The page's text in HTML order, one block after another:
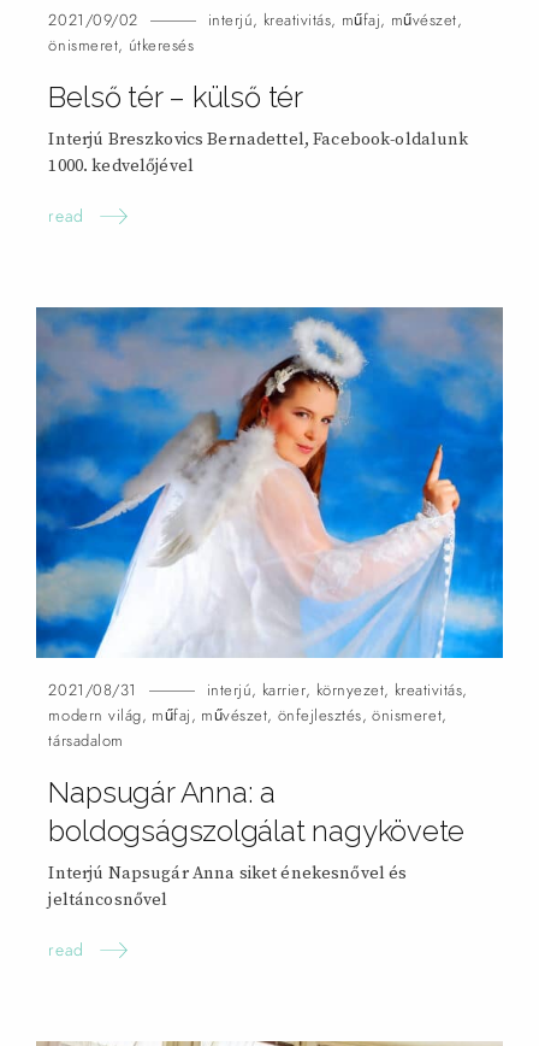
2021/09/02 interjú, kreativitás, műfaj, művészet,
önismeret, útkeresés
Belső tér – külső tér
Interjú Breszkovics Bernadettel, Facebook-oldalunk
1000. kedvelőjével
read
2021/08/31 interjú, karrier, környezet, kreativitás,
modern világ, műfaj, művészet, önfejlesztés,önismeret,
társadalom
Napsugár Anna: a
boldogságszolgálat nagykövete
Interjú Napsugár Anna siket énekesnővel és
jeltáncosnővel
read